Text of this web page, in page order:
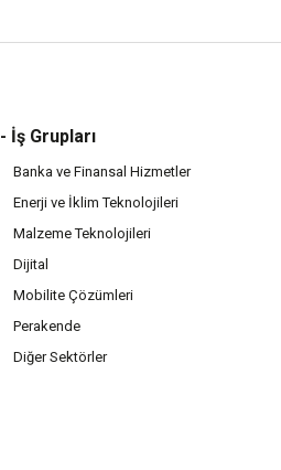
- İş Grupları
Banka ve Finansal Hizmetler
Enerji ve İklim Teknolojileri
Malzeme Teknolojileri
Dijital
Mobilite Çözümleri
Perakende
Diğer Sektörler